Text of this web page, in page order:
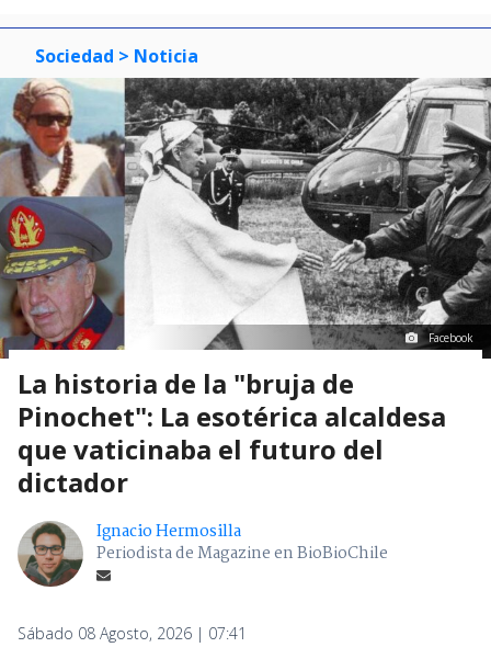
Sociedad > Noticia
Facebook
La historia de la "bruja de
Pinochet": La esotérica alcaldesa
que vaticinaba el futuro del
dictador
Ignacio Hermosilla
Periodista de Magazine en BioBioChile
Sábado 08 Agosto, 2026 | 07:41